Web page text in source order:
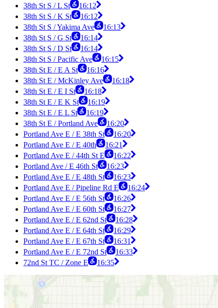
38th St S / L St
16:12
38th St S / K St
16:12
38th St S / Yakima Ave
16:13
38th St S / G St
16:14
38th St S / D St
16:14
38th St S / Pacific Ave
16:15
38th St E / E A St
16:16
38th St E / McKinley Ave
16:18
38th St E / E I St
16:18
38th St E / E K St
16:19
38th St E / E L St
16:19
38th St E / Portland Ave
16:20
Portland Ave E / E 38th St
16:20
Portland Ave E / E 40th
16:21
Portland Ave E / 44th St E
16:22
Portland Ave / E 46th St
16:23
Portland Ave E / E 48th St
16:23
Portland Ave E / Pipeline Rd E
16:24
Portland Ave E / E 56th St
16:26
Portland Ave E / E 60th St
16:27
Portland Ave E / E 62nd St
16:28
Portland Ave E / E 64th St
16:29
Portland Ave E / E 67th St
16:31
Portland Ave E / E 72nd St
16:33
72nd St TC / Zone E
16:35